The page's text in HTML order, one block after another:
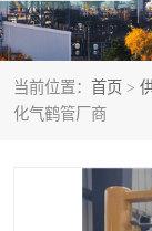
当前位置： 首页 >
化气鹤管厂商
液氨鹤管
鹤管配件
撬装系统设备